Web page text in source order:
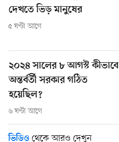
দেখতে ভিড় মানুষের
৫ ঘণ্টা আগে
২০২৪ সালের ৮ আগস্ট কীভাবে
অন্তর্বর্তী সরকার গঠিত
হয়েছিল?
৬ ঘণ্টা আগে
ভিডিও থেকে আরও দেখুন